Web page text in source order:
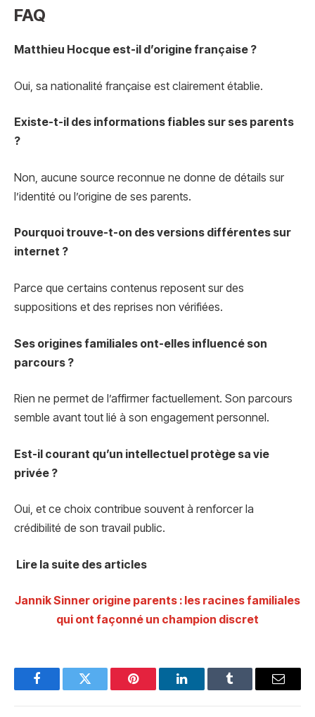
FAQ
Matthieu Hocque est-il d’origine française ?
Oui, sa nationalité française est clairement établie.
Existe-t-il des informations fiables sur ses parents
?
Non, aucune source reconnue ne donne de détails sur
l’identité ou l’origine de ses parents.
Pourquoi trouve-t-on des versions différentes sur
internet ?
Parce que certains contenus reposent sur des
suppositions et des reprises non vérifiées.
Ses origines familiales ont-elles influencé son
parcours ?
Rien ne permet de l’affirmer factuellement. Son parcours
semble avant tout lié à son engagement personnel.
Est-il courant qu’un intellectuel protège sa vie
privée ?
Oui, et ce choix contribue souvent à renforcer la
crédibilité de son travail public.
Lire la suite des articles
Jannik Sinner origine parents : les racines familiales
qui ont façonné un champion discret
FacebookTwitter Pinterest LinkedInTumblr Email